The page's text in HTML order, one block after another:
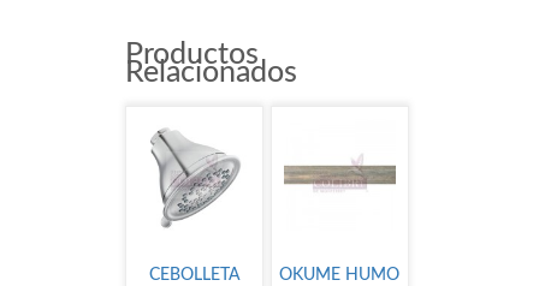
Productos
Relacionados
CEBOLLETA
OKUME HUMO